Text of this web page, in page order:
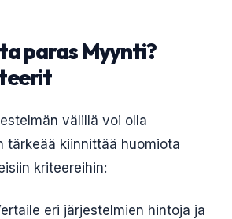
paras Myynti?
välillä voi olla
tärkeää kiinnittää huomiota
kriteereihin:
eri järjestelmien hintoja ja